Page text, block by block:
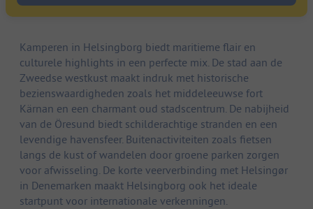
Kamperen in Helsingborg biedt maritieme flair en
culturele highlights in een perfecte mix. De stad aan de
Zweedse westkust maakt indruk met historische
bezienswaardigheden zoals het middeleeuwse fort
Kärnan en een charmant oud stadscentrum. De nabijheid
van de Öresund biedt schilderachtige stranden en een
levendige havensfeer. Buitenactiviteiten zoals fietsen
langs de kust of wandelen door groene parken zorgen
voor afwisseling. De korte veerverbinding met Helsingør
in Denemarken maakt Helsingborg ook het ideale
startpunt voor internationale verkenningen.